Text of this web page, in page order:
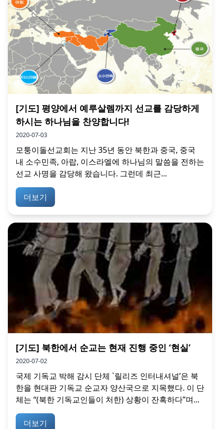
[기도] 평양에서 예루살렘까지 선교를 감당하게
하시는 하나님을 찬양합니다!
2020-07-03
모퉁이돌선교회는 지난 35년 동안 북한과 중국, 중국
내 소수민족, 아랍, 이스라엘에 하나님의 말씀을 전하는
선교 사명을 감당해 왔습니다. 그런데 최근...
더보기
[기도] 북한에서 순교는 현재 진행 중인 ‘현실’
2020-07-02
국제 기독교 박해 감시 단체 `릴리즈 인터내셔널’은 북
한을 현대판 기독교 순교자 양산국으로 지목했다. 이 단
체는 “(북한 기독교인들이 처한) 상황이 잔혹하다”며...
더보기